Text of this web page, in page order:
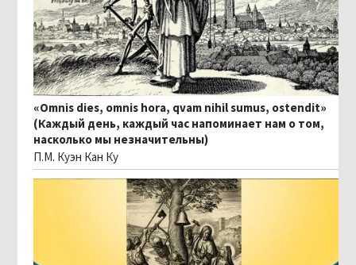
«Omnis dies, omnis hora, qvam nihil sumus, ostendit»
(Каждый день, каждый час напоминает нам о том,
насколько мы незначительны)
П.М. Куэн Кан Ку